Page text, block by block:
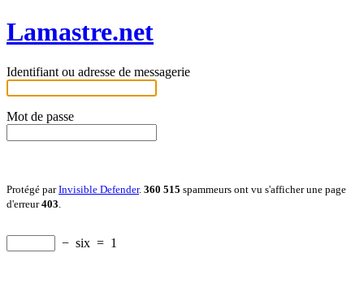
Lamastre.net
Identifiant ou adresse de messagerie
Mot de passe
Protégé parInvisible Defender. 360 515 spammeurs ont vu s'afficher une page
d'erreur403
− six = 1